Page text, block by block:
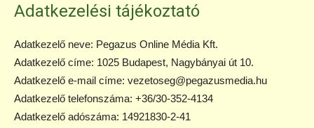
Adatkezelési tájékoztató
Adatkezelő neve: Pegazus Online Média Kft.
Adatkezelő címe: 1025 Budapest, Nagybányai út 10.
Adatkezelő e-mail címe: vezetoseg@pegazusmedia.hu
Adatkezelő telefonszáma: +36/30-352-4134
Adatkezelő adószáma: 14921830-2-41